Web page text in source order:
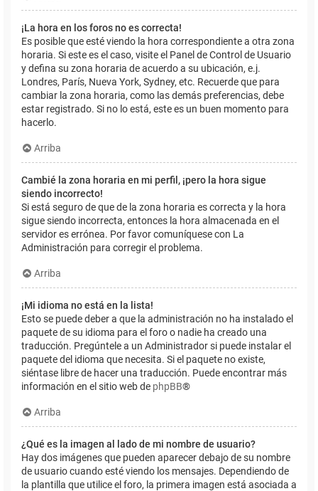
¡La hora en los foros no es correcta!
Es posible que esté viendo la hora correspondiente a otra zona
horaria. Si este es el caso, visite el Panel de Control de Usuario
y defina su zona horaria de acuerdo a su ubicación, e.j.
Londres, París, Nueva York, Sydney, etc. Recuerde que para
cambiar la zona horaria, como las demás preferencias, debe
estar registrado. Si no lo está, este es un buen momento para
hacerlo.
Arriba
Cambié la zona horaria en mi perfil, ¡pero la hora sigue
siendo incorrecto!
Si está seguro de que de la zona horaria es correcta y la hora
sigue siendo incorrecta, entonces la hora almacenada en el
servidor es errónea. Por favor comuníquese con La
Administración para corregir el problema.
Arriba
¡Mi idioma no está en la lista!
Esto se puede deber a que la administración no ha instalado el
paquete de su idioma para el foro o nadie ha creado una
traducción. Pregúntele a un Administrador si puede instalar el
paquete del idioma que necesita. Si el paquete no existe,
siéntase libre de hacer una traducción. Puede encontrar más
información en el sitio web de phpBB®
Arriba
¿Qué es la imagen al lado de mi nombre de usuario?
Hay dos imágenes que pueden aparecer debajo de su nombre
de usuario cuando esté viendo los mensajes. Dependiendo de
la plantilla que utilice el foro, la primera imagen está asociada a